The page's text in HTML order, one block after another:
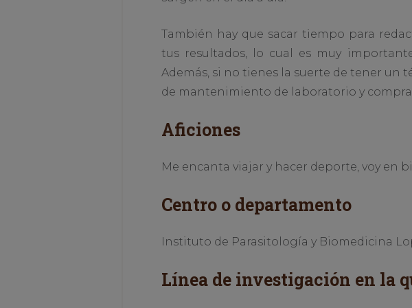
También hay que sacar tiempo para
tus resultados, lo cual es muy
Además, si no tienes la suerte de tener un
de mantenimiento de laboratorio y
Aficiones
Me encanta viajar y hacer deporte, voy en
Centro o departamento
Instituto de Parasitología y Biomedicina
Línea de investigación en la